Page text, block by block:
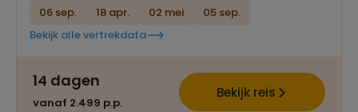
06 sep. 18 apr. 02 mei
05 sep.
Bekijk alle vertrekdata
14 dagen
vanaf 2.499 p.p.
Bekijk reis